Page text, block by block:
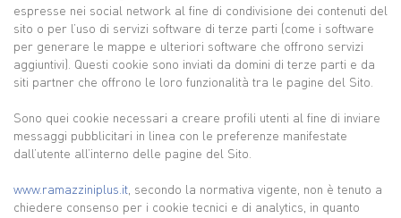
espresse nei social network al fine di condivisione dei contenuti del
sito o per l’uso di servizi software di terze parti (come i software
per generare le mappe e ulteriori software che offrono servizi
aggiuntivi). Questi cookie sono inviati da domini di terze parti e da
siti partner che offrono le loro funzionalità tra le pagine del Sito.
Sono quei cookie necessari a creare profili utenti al fine di inviare
messaggi pubblicitari in linea con le preferenze manifestate
dall’utente all’interno delle pagine del Sito.
www.ramazziniplus.it , secondo la normativa vigente, non è tenuto a
chiedere consenso per i cookie tecnici e di analytics, in quanto